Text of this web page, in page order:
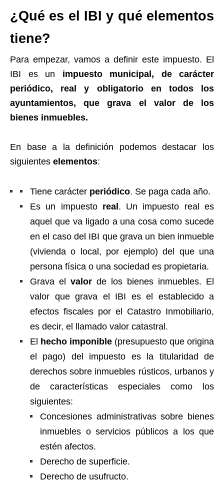
¿Qué es el IBI y qué elementos
tiene?
Para empezar, vamos a definir este impuesto. El
IBI es un impuesto municipal, de carácter
periódico, real y obligatorio en todos los
ayuntamientos, que grava el valor de los
bienes inmuebles.
En base a la definición podemos destacar los
siguientes elementos:
Tiene carácter periódico. Se paga cada año.
Es un impuesto real. Un impuesto real es
aquel que va ligado a una cosa como sucede
en el caso del IBI que grava un bien inmueble
(vivienda o local, por ejemplo) del que una
persona física o una sociedad es propietaria.
Grava el valor de los bienes inmuebles. El
valor que grava el IBI es el establecido a
efectos fiscales por el Catastro Inmobiliario,
es decir, el llamado valor catastral.
El hecho imponible (presupuesto que origina
el pago) del impuesto es la titularidad de
derechos sobre inmuebles rústicos, urbanos y
de características especiales como los
siguientes:
Concesiones administrativas sobre bienes
inmuebles o servicios públicos a los que
estén afectos.
Derecho de superficie.
Derecho de usufructo.